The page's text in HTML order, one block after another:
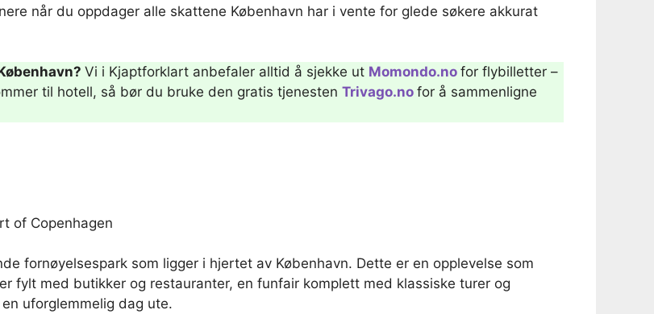
når du oppdager alle skattene København har i vente for glede søkere akkurat
Vi i Kjaptforklart anbefaler alltid å sjekke ut Momondo.no for flybilletter –
til hotell, så bør du bruke den gratis tjenesten Trivago.no for å sammenligne
of Copenhagen
fornøyelsespark som ligger i hjertet av København. Dette er en opplevelse som
fylt med butikker og restauranter, en funfair komplett med klassiske turer og
uforglemmelig dag ute.